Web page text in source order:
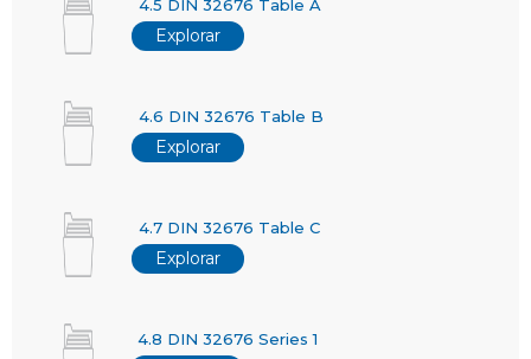
4.5 DIN 32676 Table A
Explorar
4.6 DIN 32676 Table B
Explorar
4.7 DIN 32676 Table C
Explorar
4.8 DIN 32676 Series 1